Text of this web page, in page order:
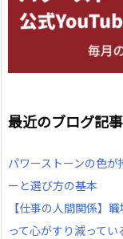
最近のブログ記事
パワーストーンの色
ーと選び方の基本
【仕事の人間関係】
って心がすり減って